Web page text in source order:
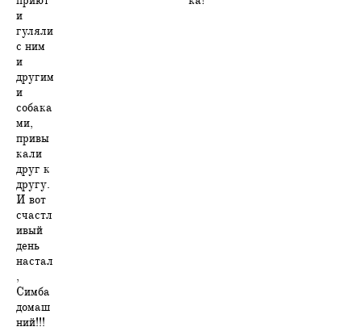
и
гуляли
с ним
и
другим
и
собака
ми,
привы
кали
друг к
другу.
И вот
счастл
ивый
день
настал
,
Симба
домаш
ний!!!